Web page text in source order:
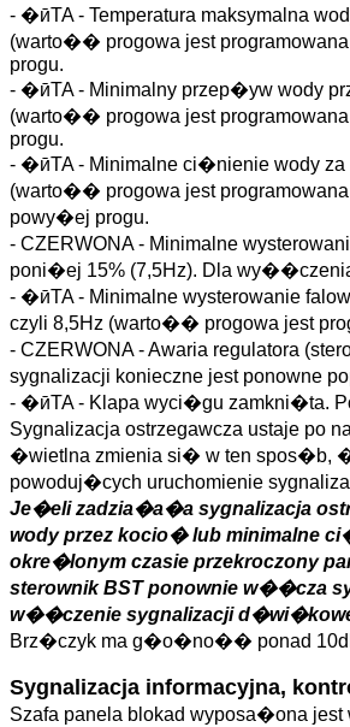
- �ӣTA - Temperatura maksymalna
(warto�� progowa jest
progu.
- �ӣTA - Minimalny przep�yw wody
(warto�� progowa jest
progu.
- �ӣTA - Minimalne ci�nienie wody
(warto�� progowa jest
powy�ej progu.
- CZERWONA - Minimalne
poni�ej 15% (7,5Hz). Dla
- �ӣTA - Minimalne wysterowanie
czyli 8,5Hz (warto�� progowa jest
- CZERWONA - Awaria regulatora
sygnalizacji konieczne jest ponowne
- �ӣTA - Klapa wyci�gu zamkni�ta.
Sygnalizacja ostrzegawcza ustaje
�wietlna zmienia si� w ten spos�b,
powoduj�cych uruchomienie
Je�eli zadzia�a�a sygnalizacja
wody przez kocio� lub minimalne
okre�lonym czasie przekroczony
sterownik BST ponownie w��cza
w��czenie sygnalizacji
Brz�czyk ma g�o�no�� ponad
Sygnalizacja informacyjna,
Szafa panela blokad wyposa�ona